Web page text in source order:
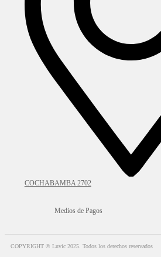
COCHABAMBA 2702
Medios de Pagos
COPYRIGHT © Luvic 2025. Todos los derechos reservados